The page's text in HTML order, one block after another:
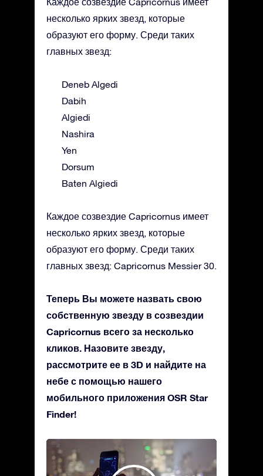
несколько ярких звезд, которые
образуют его форму. Среди таких
главных звезд:
Deneb Algedi
Dabih
Algiedi
Nashira
Yen
Dorsum
Baten Algiedi
Каждое созвездие Capricornus имеет
несколько ярких звезд, которые
образуют его форму. Среди таких
главных звезд: Capricornus Messier 30.
Теперь Вы можете назвать свою
собственную звезду в созвездии
Capricornus всего за несколько
кликов. Назовите звезду,
рассмотрите ее в 3D и найдите на
небе с помощью нашего
мобильного приложения OSR Star
Finder!